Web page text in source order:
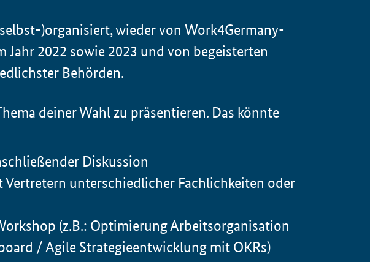
)organisiert, wieder vonWork4Germany-
Jahr 2022 sowie 2023 und von begeisterten
Behörden.
deiner Wahl zu präsentieren. Das könnte
Diskussion
Vertretern unterschiedlicher Fachlichkeiten oder
(z.B.: Optimierung Arbeitsorganisation
/ Agile Strategieentwicklung mit OKRs)